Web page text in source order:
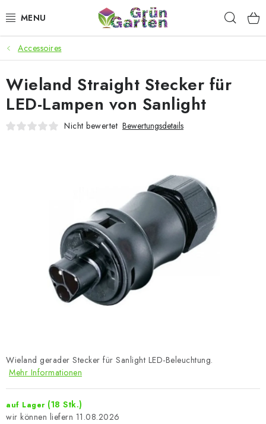
Inhalt
ANGEBOTE
LED PFLANZENLAMPEN
ANBAUBEDARF FÜR DEN HEIMANBAU
Geschäftsbewertung Kaufberatung AGB
Blog
Datenschutzerklärung Impressum
Accessoires
Wieland gerader Stecker für Sanlight LED-Beleuchtung.
Mehr Informationen
auf Lager (18 Stk.)
11.08.2026
Wieland Straight Stecker für
LED-Lampen von Sanlight
Nicht bewertet Bewertungsdetails